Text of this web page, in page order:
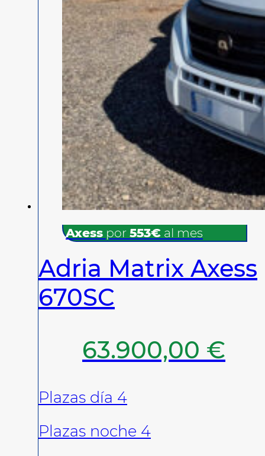
Axess por 553€ al mes
Adria Matrix Axess
670SC
63.900,00 €
Plazas día 4
Plazas noche 4